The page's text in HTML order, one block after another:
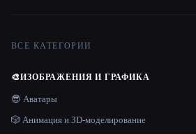
ВСЕ КАТЕГОРИИ
🎨ИЗОБРАЖЕНИЯ И ГРАФИКА
😎 Аватары
🎲 Анимация и 3D-моделирование